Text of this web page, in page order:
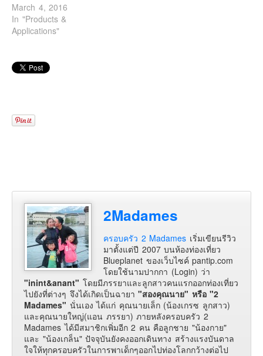
March 4, 2016
In "Products &
Applications"
2Madames
ครอบครัว 2 Madames เริ่มเขียนรีวิว
มาตั้งแต่ปี 2007 บนห้องท่องเที่ยว
Blueplanet ของเว็บไซค์ pantip.com
โดยใช้นามปากกา (Login) ว่า
"inint&anant" โดยมีภรรยาและลูกสาวคนแรกออกท่องเที่ยว
ไปยังที่ต่างๆ จึงได้เกิดเป็นฉายา "สองคุณนาย" หรือ "2
Madames" นั่นเอง ได้แก่ คุณนายเล็ก (น้องเกรซ ลูกสาว)
และคุณนายใหญ่(แอน ภรรยา) ภายหลังครอบครัว 2
Madames ได้มีสมาชิกเพิ่มอีก 2 คน คือลูกชาย "น้องกาย"
และ "น้องเกล็น" ปัจจุบันยังคงออกเดินทาง สร้างแรงบันดาล
ใจให้ทุกครอบครัวในการพาเด็กๆออกไปท่องโลกกว้างต่อไป